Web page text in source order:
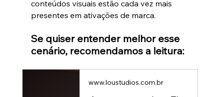
conteúdos visuais estão cada vez mais
presentes em ativações de marca.
Se quiser entender melhor esse
cenário, recomendamos a leitura:
www.loustudios.com.br